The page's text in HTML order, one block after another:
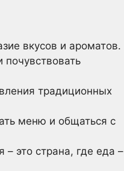
вкусов и ароматов.
традиционных
меню и общаться с
– это страна, где еда –